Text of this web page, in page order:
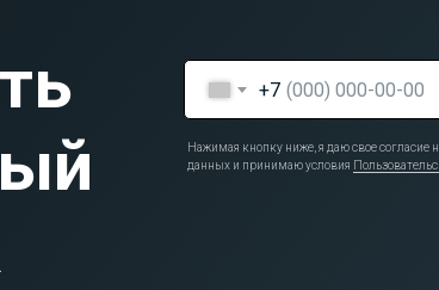
+7
Нажимая кнопку ниже, я даю свое согласие
данных и принимаю условия